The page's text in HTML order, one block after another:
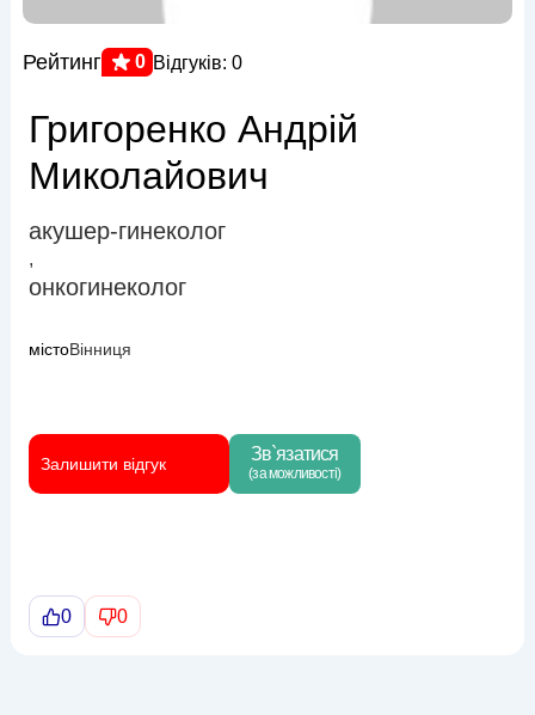
Рейтинг 0 Відгуків: 0
Григоренко Андрій
Миколайович
акушер-гинеколог
,
онкогинеколог
містоВінниця
Залишити відгук Зв`язатися
(за можливості)
0 0